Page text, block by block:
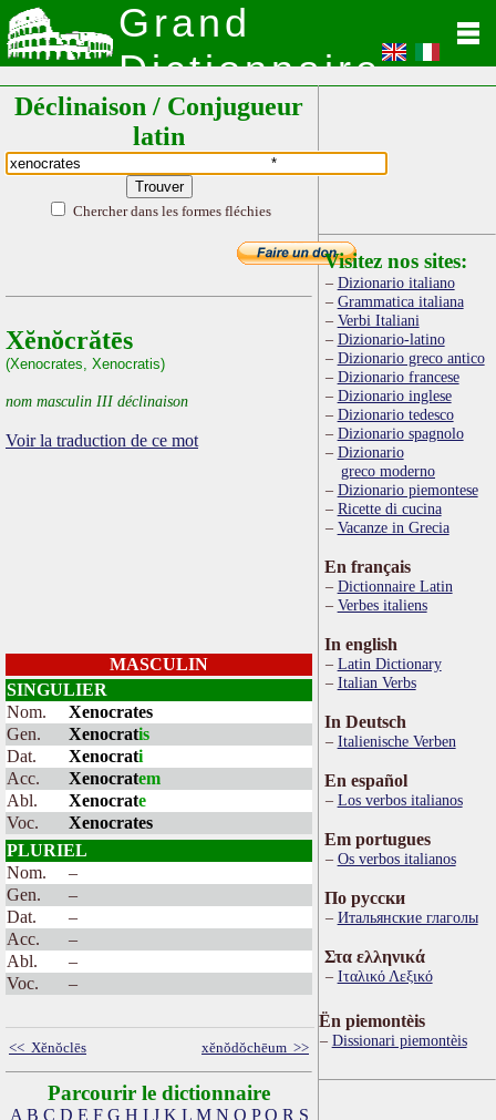
Grand
Dictionnaire
Latin
Déclinaison / Conjugueur
latin
Chercher dans les formes fléchies
Xĕnŏcrătēs
(Xenocrates, Xenocratis)
nom masculin III déclinaison
Voir la traduction de ce mot
MASCULIN
SINGULIER
Nom.
Xenocrates
Gen.
Xenocratis
Dat.
Xenocrati
Acc.
Xenocratem
Abl.
Xenocrate
Voc.
Xenocrates
PLURIEL
Nom.
–
Gen.
–
Dat.
–
Acc.
–
Abl.
–
Voc.
–
<< Xĕnŏclēs xĕnŏdŏchēum >>
Parcourir le dictionnaire
A B C D E F G H I J K L M N O P Q R S
Visitez nos sites:
Dizionario italiano
Grammatica italiana
Verbi Italiani
Dizionario-latino
Dizionario greco antico
Dizionario francese
Dizionario inglese
Dizionario tedesco
Dizionario spagnolo
Dizionario
greco moderno
Dizionario piemontese
Ricette di cucina
Vacanze in Grecia
En français
Dictionnaire Latin
Verbes italiens
In english
Latin Dictionary
Italian Verbs
In Deutsch
Italienische Verben
En español
Los verbos italianos
Em portugues
Os verbos italianos
По русски
Итальянские глаголы
Στα ελληνικά
Ιταλικό Λεξικό
Ën piemontèis
Dissionari piemontèis